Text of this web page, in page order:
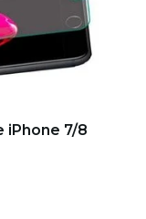
iPhone 7/8